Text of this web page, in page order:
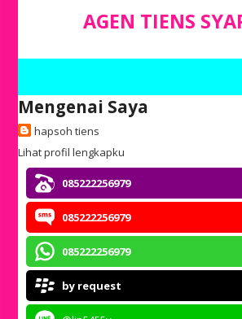
AGEN TIENS
Mengenai Saya
hapsoh tiens
Lihat profil lengkapku
085222256979
085222256979
085222256979
by request